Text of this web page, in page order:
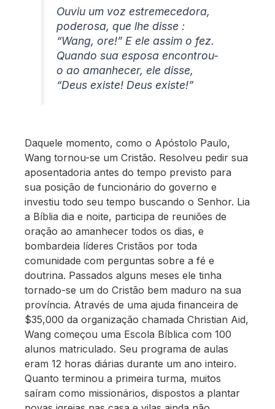
Ouviu um voz estremecedora,
poderosa, que lhe disse :
“Wang, ore!” E ele assim o fez.
Quando sua esposa encontrou-
o ao amanhecer, ele disse,
“Deus existe! Deus existe!”
Daquele momento, como o Apóstolo Paulo,
Wang tornou-se um Cristão. Resolveu pedir sua
aposentadoria antes do tempo previsto para
sua posição de funcionário do governo e
investiu todo seu tempo buscando o Senhor. Lia
a Bíblia dia e noite, participa de reuniões de
oração ao amanhecer todos os dias, e
bombardeia líderes Cristãos por toda
comunidade com perguntas sobre a fé e
doutrina. Passados alguns meses ele tinha
tornado-se um do Cristão bem maduro na sua
província. Através de uma ajuda financeira de
$35,000 da organização chamada Christian Aid,
Wang começou uma Escola Bíblica com 100
alunos matriculado. Seu programa de aulas
eram 12 horas diárias durante um ano inteiro.
Quanto terminou a primeira turma, muitos
saíram como missionários, dispostos a plantar